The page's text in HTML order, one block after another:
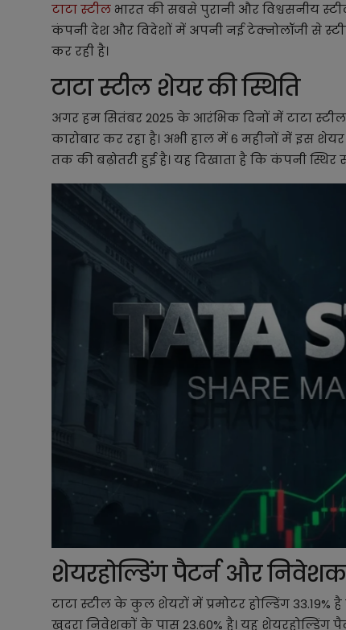
टाटा स्टील भारत की सबसे पुरानी और विश्वसनीय
कंपनी देश और विदेशों में अपनी नई टेक्नोलॉजी से
कर रही है।
टाटा स्टील शेयर की स्थिति
अगर हम सितंबर 2025 के आरंभिक दिनों में टाटा
कारोबार कर रहा है। अभी हाल में 6 महीनों में इस
तक की बढ़ोतरी हुई है। यह दिखाता है कि कंपनी स्थिर
शेयरहोल्डिंग पैटर्न और निवेशक
टाटा स्टील के कुल शेयरों में प्रमोटर होल्डिंग
खुदरा निवेशकों के पास 23.60% है। यह शेयरहोल्डिंग